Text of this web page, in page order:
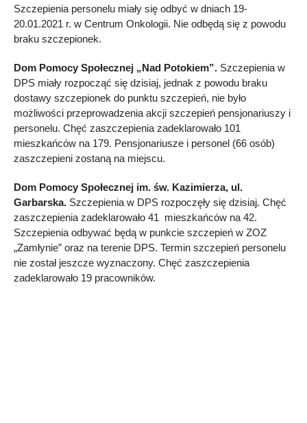
Szczepienia personelu miały się odbyć w dniach 19-
20.01.2021 r. w Centrum Onkologii. Nie odbędą się z powodu
braku szczepionek.
Dom Pomocy Społecznej „Nad Potokiem”. Szczepienia w
DPS miały rozpocząć się dzisiaj, jednak z powodu braku
dostawy szczepionek do punktu szczepień, nie było
możliwości przeprowadzenia akcji szczepień pensjonariuszy i
personelu. Chęć zaszczepienia zadeklarowało 101
mieszkańców na 179. Pensjonariusze i personel (66 osób)
zaszczepieni zostaną na miejscu.
Dom Pomocy Społecznej im. św. Kazimierza, ul.
Garbarska. Szczepienia w DPS rozpoczęły się dzisiaj. Chęć
zaszczepienia zadeklarowało 41 mieszkańców na 42.
Szczepienia odbywać będą w punkcie szczepień w ZOZ
„Zamłynie” oraz na terenie DPS. Termin szczepień personelu
nie został jeszcze wyznaczony. Chęć zaszczepienia
zadeklarowało 19 pracowników.